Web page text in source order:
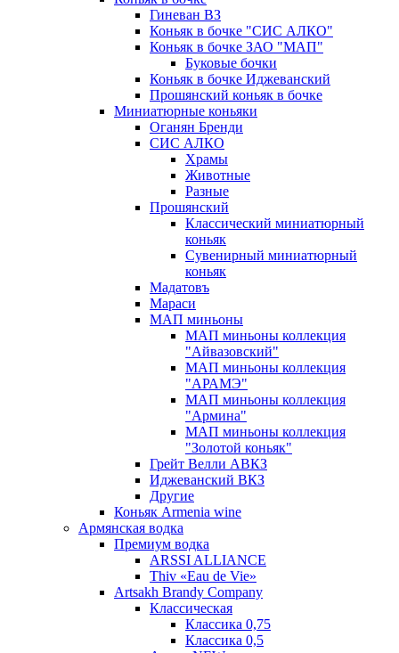
Гиневан ВЗ
Коньяк в бочке "СИС АЛКО"
Коньяк в бочке ЗАО "МАП"
Буковые бочки
Коньяк в бочке Иджеванский
Прошянский коньяк в бочке
Миниатюрные коньяки
Оганян Бренди
СИС АЛКО
Храмы
Животные
Разные
Прошянский
Классический миниатюрный
коньяк
Сувенирный миниатюрный
коньяк
Мадатовъ
Мараси
МАП миньоны
МАП миньоны коллекция
"Айвазовский"
МАП миньоны коллекция
"АРАМЭ"
МАП миньоны коллекция
"Армина"
МАП миньоны коллекция
"Золотой коньяк"
Грейт Велли АВКЗ
Иджеванский ВКЗ
Другие
Коньяк Armenia wine
Армянская водка
Премиум водка
ARSSI ALLIANCE
Thiv «Eau de Vie»
Artsakh Brandy Company
Классическая
Классика 0,75
Классика 0,5